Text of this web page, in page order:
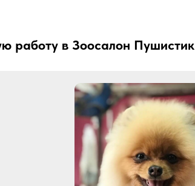
работу в Зоосалон Пушистик